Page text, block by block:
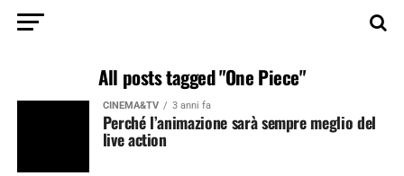
All posts tagged "One Piece"
CINEMA&TV 3 anni fa
Perché l’animazione sarà sempre meglio del
live action